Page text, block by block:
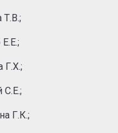
Т.В.;
Г.Х.;
С.Е.;
Г.К.;